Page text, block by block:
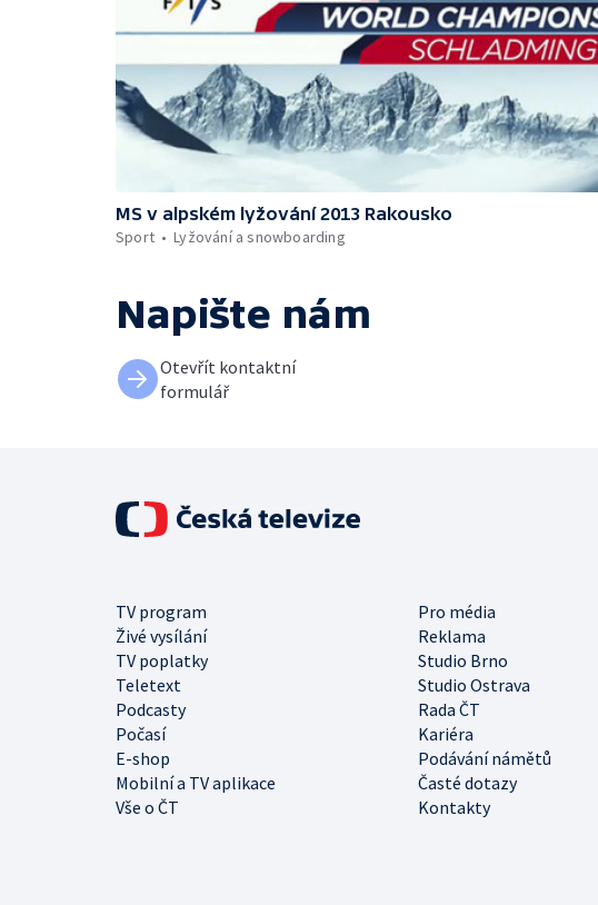
MS v alpském lyžování 2013 Rakousko
Sport
Lyžování a snowboarding
Napište nám
Otevřít kontaktní
formulář
TV program
Pro média
Živé vysílání
Reklama
TV poplatky
Studio Brno
Teletext
Studio Ostrava
Podcasty
Rada ČT
Počasí
Kariéra
E-shop
Podávání námětů
Mobilní a TV aplikace
Časté dotazy
Vše o ČT
Kontakty